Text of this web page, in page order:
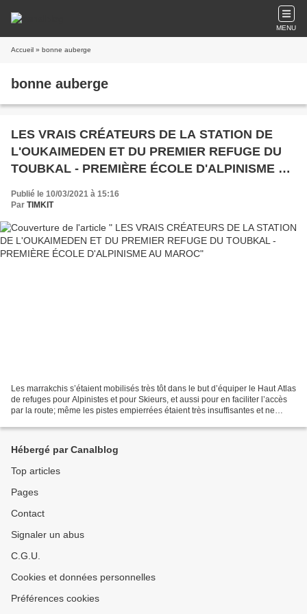
MENU
Accueil » bonne auberge
bonne auberge
LES VRAIS CRÉATEURS DE LA STATION DE
L'OUKAIMEDEN ET DU PREMIER REFUGE DU
TOUBKAL - PREMIÈRE ÉCOLE D'ALPINISME AU
MAROC
Publié le 10/03/2021 à 15:16
Par TIMKIT
Les marrakchis s’étaient mobilisés très tôt dans le but d’équiper le Haut Atlas
de refuges pour Alpinistes et pour Skieurs, et aussi pour en faciliter l’accès
par la route; même les pistes empierrées étaient très insuffisantes et ne
Hébergé par Canalblog
Top articles
Pages
Contact
Signaler un abus
C.G.U.
Cookies et données personnelles
Préférences cookies